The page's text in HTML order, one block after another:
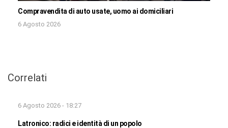
Compravendita di auto usate, uomo ai domiciliari
6 Agosto 2026
Correlati
6 Agosto 2026 - 18:27
Latronico: radici e identità di un popolo